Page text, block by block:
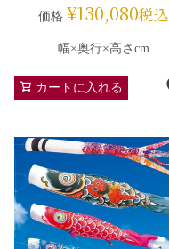
価格 ¥130,080税込
幅×奥行×高さcm
カートに入れる